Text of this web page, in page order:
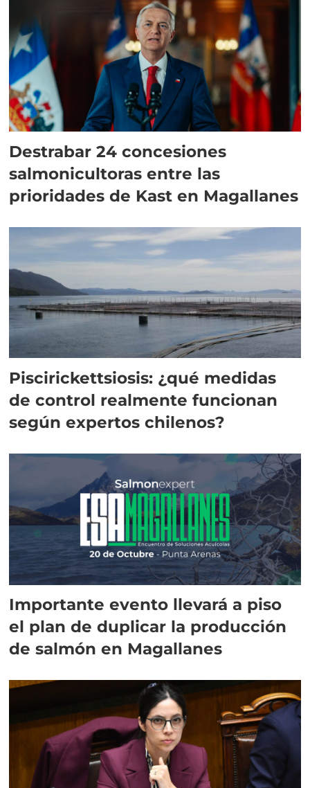
Destrabar 24 concesiones
salmonicultoras entre las
prioridades de Kast en Magallanes
Piscirickettsiosis: ¿qué medidas
de control realmente funcionan
según expertos chilenos?
Importante evento llevará a piso
el plan de duplicar la producción
de salmón en Magallanes